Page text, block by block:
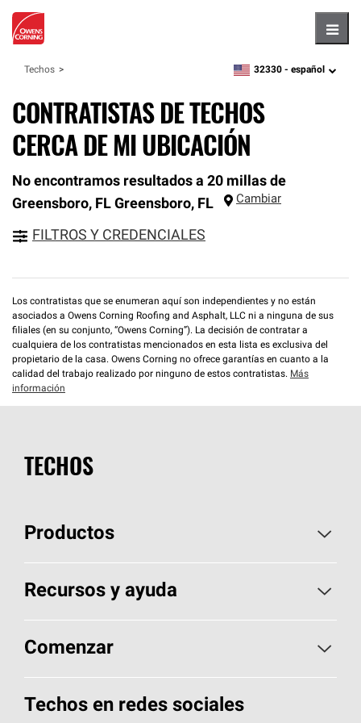
Techos zipcode,language
32330 - español
CONTRATISTAS DE TECHOS
CERCA DE MI UBICACIÓN
No encontramos resultados a 20 millas de
Greensboro, FL Greensboro, FL Cambiar
FILTROS Y CREDENCIALES
Los contratistas que se enumeran aquí son independientes y no están
asociados a Owens Corning Roofing and Asphalt, LLC ni a ninguna de sus
filiales (en su conjunto, “Owens Corning”). La decisión de contratar a
cualquiera de los contratistas mencionados en esta lista es exclusiva del
propietario de la casa. Owens Corning no ofrece garantías en cuanto a la
calidad del trabajo realizado por ninguno de estos contratistas. Más
información
TECHOS
Productos
Elija sus tejas
Encuentre un contratista
Componentes para techos
Recursos y ayuda
Aspectos básicos sobre techos
Herramientas de diseño y color
Comenzar
Llame al 1-800-GET-PINK®
Techos en redes sociales